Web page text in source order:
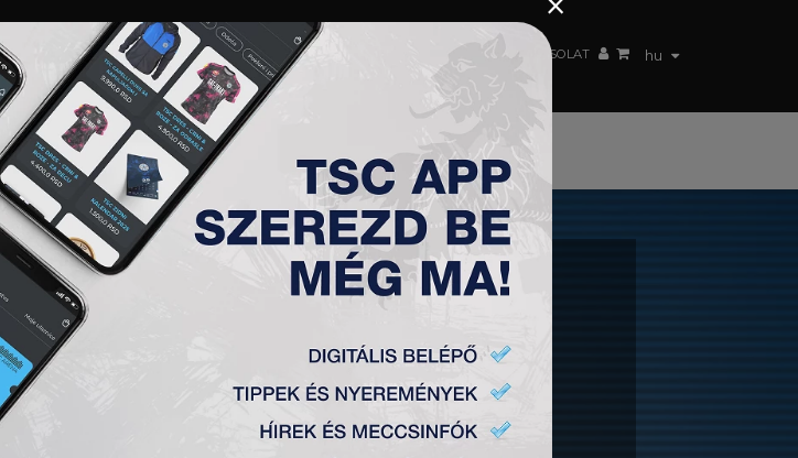
hu
JEGYEK AKKREDITÁCIÓ KLUB AKADÉMIA NŐI CSAPAT KAPCSOLAT
RODIĆ ELENA